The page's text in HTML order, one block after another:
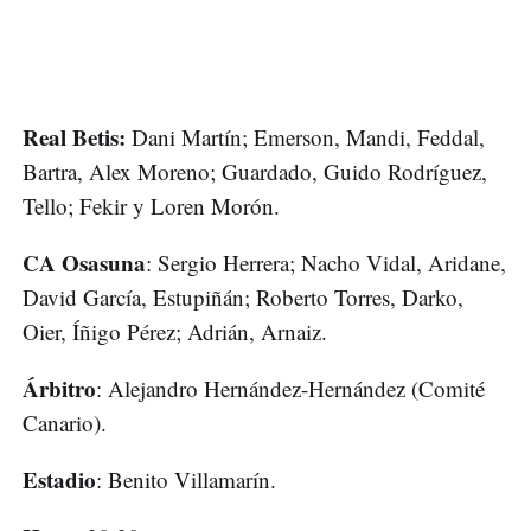
Real Betis: Dani Martín; Emerson, Mandi, Feddal,
Bartra, Alex Moreno; Guardado, Guido Rodríguez,
Tello; Fekir y Loren Morón.
CA Osasuna: Sergio Herrera; Nacho Vidal, Aridane,
David García, Estupiñán; Roberto Torres, Darko,
Oier, Íñigo Pérez; Adrián, Arnaiz.
Árbitro: Alejandro Hernández-Hernández (Comité
Canario).
Estadio: Benito Villamarín.